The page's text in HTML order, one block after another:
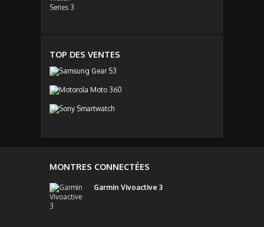
TOP DES VENTES
MONTRES CONNECTÉES
Garmin Vivoactive 3